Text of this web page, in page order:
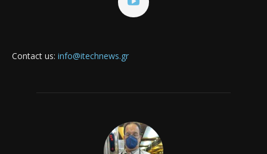
Contact us: info@itechnews.gr